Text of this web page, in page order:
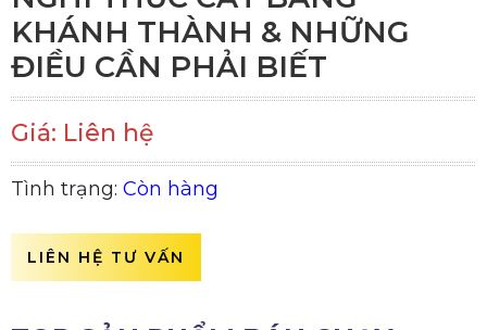
KHÁNH THÀNH & NHỮNG
ĐIỀU CẦN PHẢI BIẾT
Giá: Liên hệ
Tình trạng: Còn hàng
LIÊN HỆ TƯ VẤN